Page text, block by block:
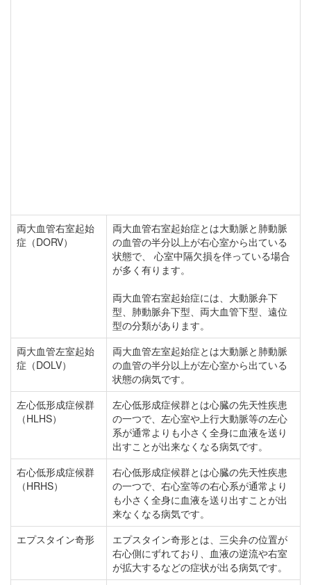
両大血管右室起始
症（DORV）
両大血管右室起始症とは大動脈と肺動脈
の血管の半分以上が右心室から出ている
状態で、 心室中隔欠損を伴っている場合
が多く有ります。
両大血管右室起始症には、大動脈弁下
型、肺動脈弁下型、両大血管下型、遠位
型の分類があります。
両大血管左室起始
症（DOLV）
両大血管左室起始症とは大動脈と肺動脈
の血管の半分以上が左心室から出ている
状態の病気です。
左心低形成症候群
（HLHS）
左心低形成症候群とは心臓の先天性疾患
の一つで、左心室や上行大動脈等の左心
系が通常よりも小さく全身に血液を送り
出すことが出来なくなる病気です。
右心低形成症候群
（HRHS）
右心低形成症候群とは心臓の先天性疾患
の一つで、右心室等の右心系が通常より
も小さく全身に血液を送り出すことが出
来なくなる病気です。
エプスタイン奇形
エプスタイン奇形とは、三尖弁の位置が
右心側にずれており、血液の逆流や右室
が拡大するなどの症状が出る病気です。